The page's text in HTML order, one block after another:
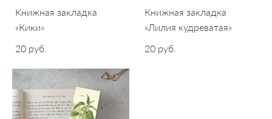
Книжная закладка
«Кики»
20 pуб.
Книжная закладка
«Лилия кудреватая»
20 pуб.